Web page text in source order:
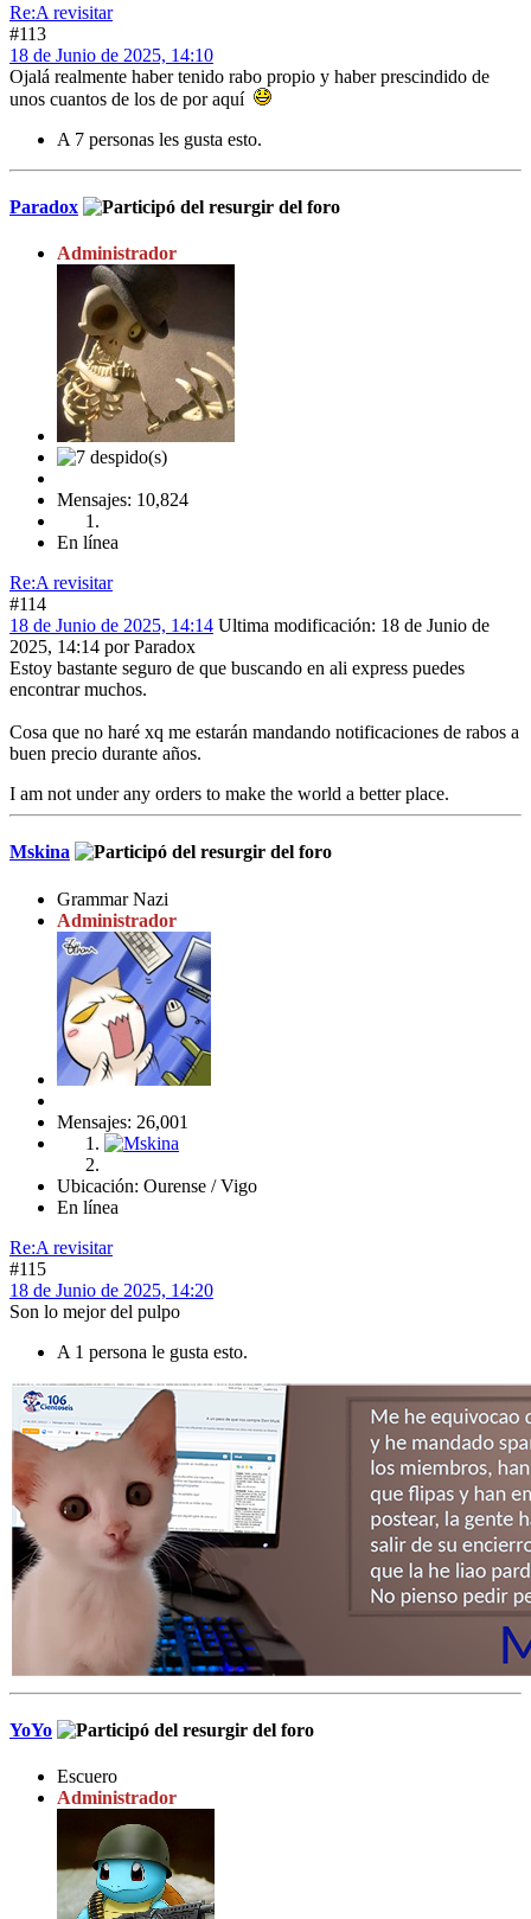
Re:A revisitar
#113
18 de Junio de 2025, 14:10
Ojalá realmente haber tenido rabo propio y haber prescindido de
unos cuantos de los de por aquí
A 7 personas les gusta esto.
Paradox
Administrador
Mensajes: 10,824
En línea
Re:A revisitar
#114
18 de Junio de 2025, 14:14 Ultima modificación: 18 de Junio de
2025, 14:14 por Paradox
Estoy bastante seguro de que buscando en ali express puedes
encontrar muchos.
Cosa que no haré xq me estarán mandando notificaciones de rabos a
buen precio durante años.
I am not under any orders to make the world a better place.
Mskina
Grammar Nazi
Administrador
Mensajes: 26,001
Ubicación: Ourense / Vigo
En línea
Re:A revisitar
#115
18 de Junio de 2025, 14:20
Son lo mejor del pulpo
A 1 persona le gusta esto.
YoYo
Escuero
Administrador